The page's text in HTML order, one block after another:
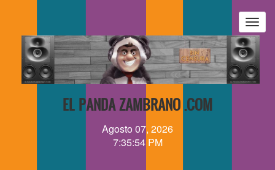
contenido
principal
EL PANDA ZAMBRANO .COM
Agosto 07, 2026
7:35:54 PM